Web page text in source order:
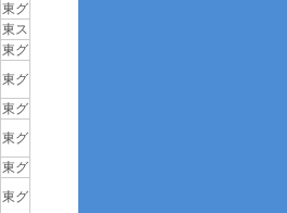
東グ
東ス
東グ
東グ
東グ
東グ
東グ
東グ